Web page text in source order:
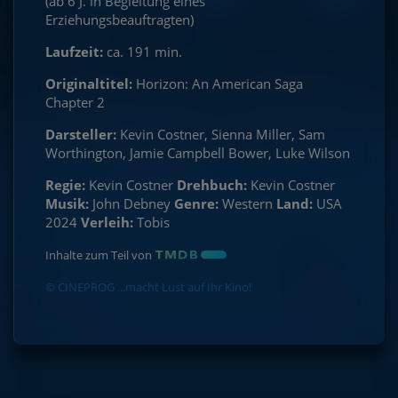
Erziehungsbeauftragten)
Laufzeit: ca. 191 min.
Originaltitel: Horizon: An American Saga
Chapter 2
Darsteller: Kevin Costner, Sienna Miller, Sam
Worthington, Jamie Campbell Bower, Luke Wilson
Regie: Kevin Costner Drehbuch: Kevin Costner
Musik: John Debney Genre: Western Land: USA
2024 Verleih: Tobis
Inhalte zum Teil von
© CINEPROG ...macht Lust auf Ihr Kino!